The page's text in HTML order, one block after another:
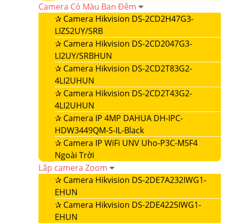
Camera Có Màu Ban Đêm
✰ Camera Hikvision DS-2CD2H47G3-
LIZS2UY/SRB
✰ Camera Hikvision DS-2CD2047G3-
LI2UY/SRBHUN
✰ Camera Hikvision DS-2CD2T83G2-
4LI2UHUN
✰ Camera Hikvision DS-2CD2T43G2-
4LI2UHUN
✰ Camera IP 4MP DAHUA DH-IPC-
HDW3449QM-S-IL-Black
✰ Camera IP WiFi UNV Uho-P3C-M5F4
Ngoài Trời
Lắp camera Zoom
✰ Camera Hikvision DS-2DE7A232IWG1-
EHUN
✰ Camera Hikvision DS-2DE4225IWG1-
EHUN